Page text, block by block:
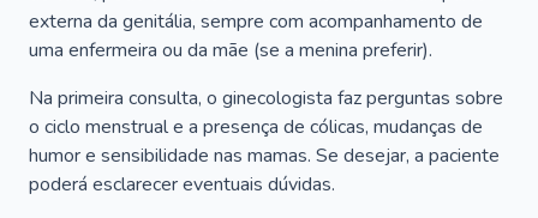
externa da genitália, sempre com acompanhamento de
uma enfermeira ou da mãe (se a menina preferir).
Na primeira consulta, o ginecologista faz perguntas sobre
o ciclo menstrual e a presença de cólicas, mudanças de
humor e sensibilidade nas mamas. Se desejar, a paciente
poderá esclarecer eventuais dúvidas.